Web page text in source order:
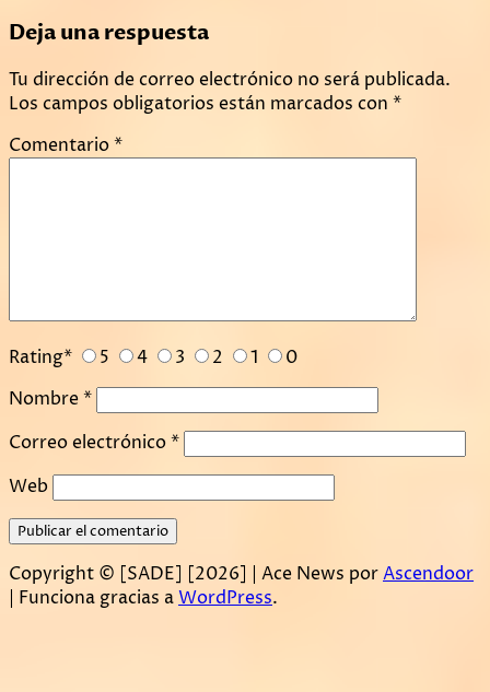
Deja una respuesta
Tu dirección de correo electrónico no será publicada.
Los campos obligatorios están marcados con *
Comentario*
Rating* 5 4 3 2 1
0
Nombre*
Correo electrónico*
Web
Copyright © [SADE] [2026] | Ace News porAscendoor
| Funciona gracias aWordPress.